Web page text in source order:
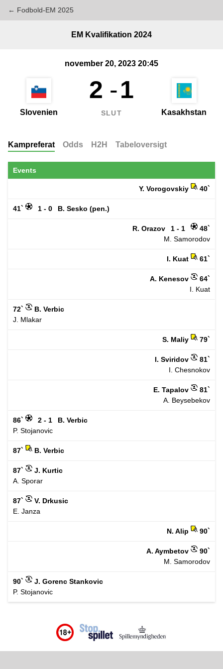
← Fodbold-EM 2025
Slovenien Kasakhstan
EM Kvalifikation 2024
november 20, 2023 20:45
2 - 1
SLUT
Kampreferat Odds H2H Tabeloversigt
Events
Y. Vorogovskiy 40`
41` 1 - 0 B. Sesko (pen.)
R. Orazov 1 - 1
48`
M. Samorodov
I. Kuat 61`
A. Kenesov
64`
I. Kuat
72`
B. Verbic
J. Mlakar
S. Maliy 79`
I. Sviridov
81`
I. Chesnokov
E. Tapalov
81`
A. Beysebekov
86` 2 - 1
B. Verbic
P. Stojanovic
87` B. Verbic
87`
J. Kurtic
A. Sporar
87`
V. Drkusic
E. Janza
N. Alip 90`
A. Aymbetov
90`
M. Samorodov
90`
J. Gorenc Stankovic
P. Stojanovic